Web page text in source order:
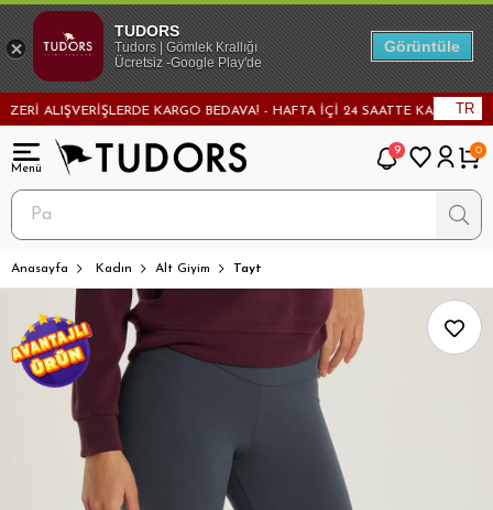
ALIŞVERİŞLERDE KARGO BEDAVA! - HAFTA İÇİ 24 SAATTE KARGODA! -
TR
9 0
Anasayfa Kadın Alt Giyim Tayt
TUDORS
Tudors | Gömlek Krallığı
Ücretsiz -Google Play'de
Görüntüle